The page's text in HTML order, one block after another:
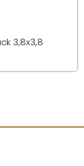
3,8x3,8